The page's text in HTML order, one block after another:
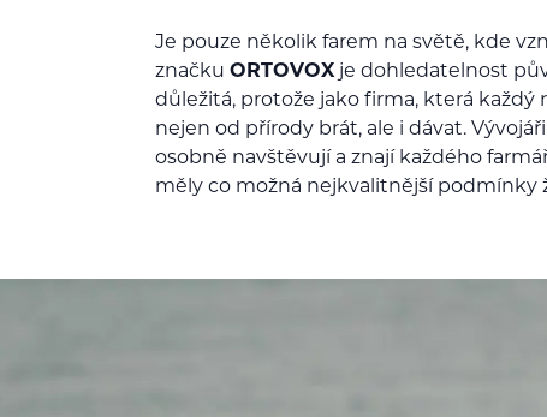
Je pouze několik farem na světě, kde
značku ORTOVOXje dohledatelnost
důležitá, protože jako firma, která každý
nejen od přírody brát, ale i dávat.
osobně navštěvují a znají každého
měly co možná nejkvalitnější podmínky